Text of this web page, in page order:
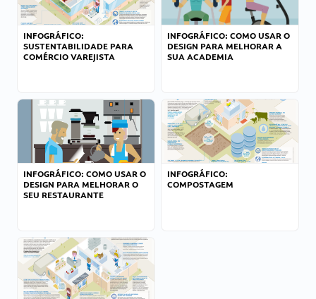
INFOGRÁFICO:
SUSTENTABILIDADE PARA
COMÉRCIO VAREJISTA
INFOGRÁFICO: COMO USAR O
DESIGN PARA MELHORAR A
SUA ACADEMIA
INFOGRÁFICO: COMO USAR O
DESIGN PARA MELHORAR O
SEU RESTAURANTE
INFOGRÁFICO:
COMPOSTAGEM